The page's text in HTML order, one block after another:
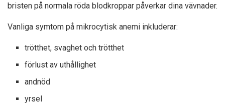
bristen på normala röda blodkroppar påverkar dina vävnader.
Vanliga symtom på mikrocytisk anemi inkluderar:
trötthet, svaghet och trötthet
förlust av uthållighet
andnöd
yrsel